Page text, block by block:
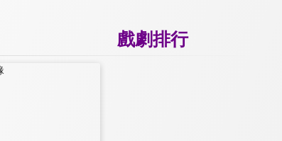
戲劇排行